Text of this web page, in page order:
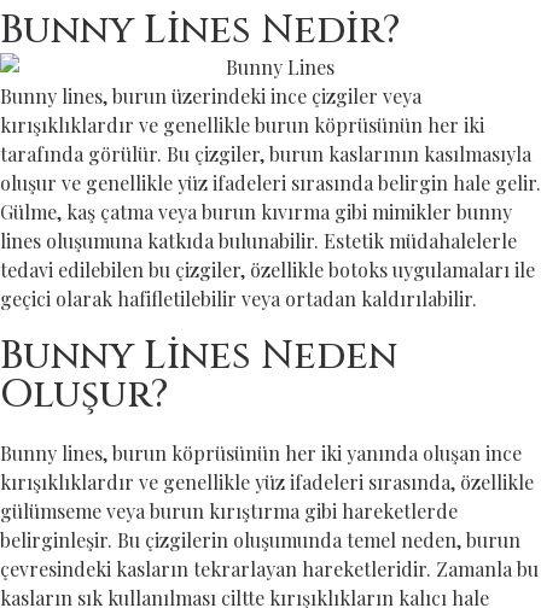
Bunny Lines Nedir?
Bunny lines, burun üzerindeki ince çizgiler veya
kırışıklıklardır ve genellikle burun köprüsünün her iki
tarafında görülür. Bu çizgiler, burun kaslarının kasılmasıyla
oluşur ve genellikle yüz ifadeleri sırasında belirgin hale gelir.
Gülme, kaş çatma veya burun kıvırma gibi mimikler bunny
lines oluşumuna katkıda bulunabilir. Estetik müdahalelerle
tedavi edilebilen bu çizgiler, özellikle botoks uygulamaları ile
geçici olarak hafifletilebilir veya ortadan kaldırılabilir.
Bunny Lines Neden
Oluşur?
Bunny lines, burun köprüsünün her iki yanında oluşan ince
kırışıklıklardır ve genellikle yüz ifadeleri sırasında, özellikle
gülümseme veya burun kırıştırma gibi hareketlerde
belirginleşir. Bu çizgilerin oluşumunda temel neden, burun
çevresindeki kasların tekrarlayan hareketleridir. Zamanla bu
kasların sık kullanılması ciltte kırışıklıkların kalıcı hale